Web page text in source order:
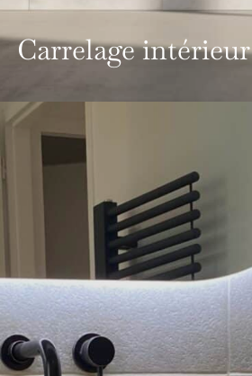
Carrelage intérieur